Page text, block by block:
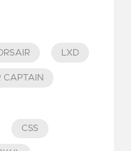
LXD
CAPTAIN
CSS